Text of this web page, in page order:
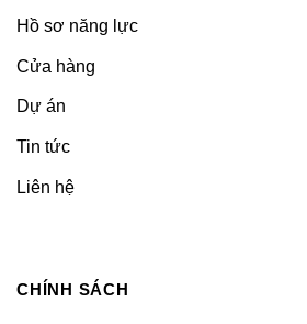
Hồ sơ năng lực
Cửa hàng
Dự án
Tin tức
Liên hệ
CHÍNH SÁCH